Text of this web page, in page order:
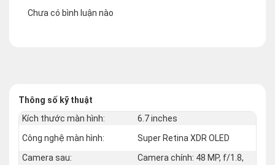
Chưa có bình luận nào
Thông số kỹ thuật
Kích thước màn hình:
6.7 inches
Công nghệ màn hình:
Super Retina XDR OLED
Camera sau:
Camera chính: 48 MP, f/1.8,